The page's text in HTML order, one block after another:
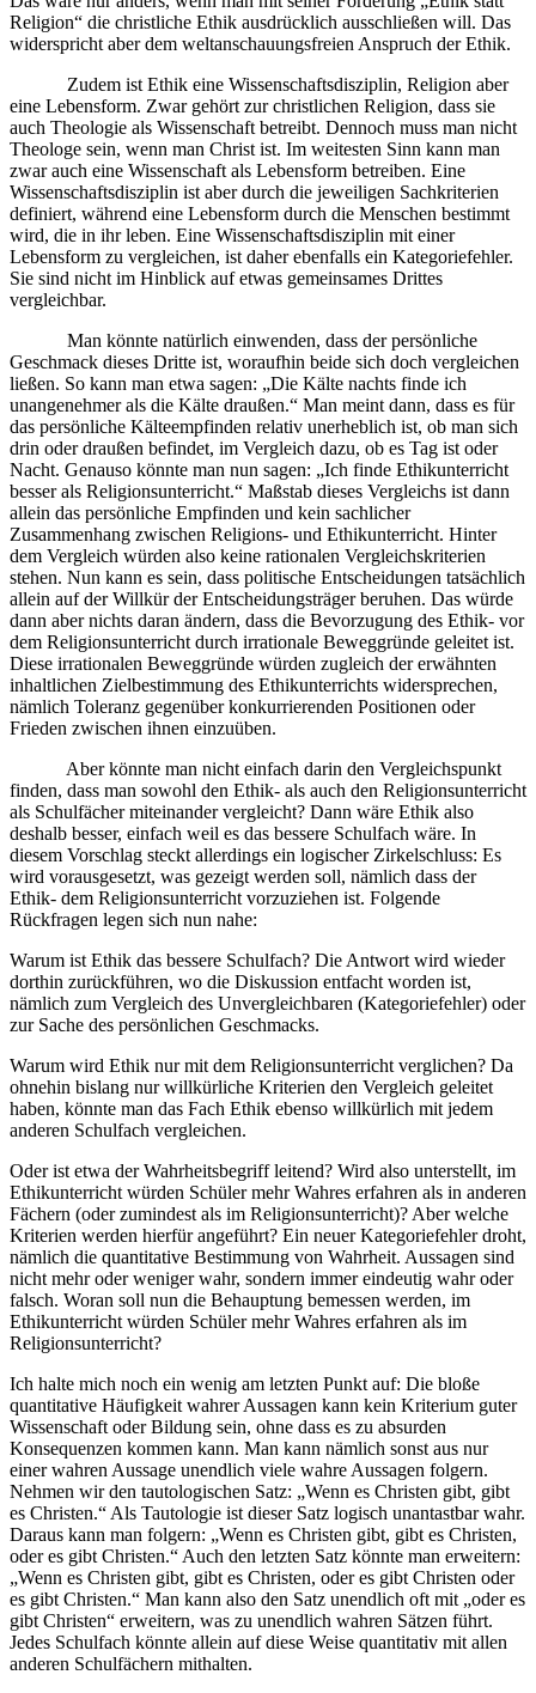
Religion“ die christliche Ethik ausdrücklich ausschließen will. Das
widerspricht aber dem weltanschauungsfreien Anspruch der Ethik.
Zudem ist Ethik eine Wissenschaftsdisziplin, Religion aber
eine Lebensform. Zwar gehört zur christlichen Religion, dass sie
auch Theologie als Wissenschaft betreibt. Dennoch muss man nicht
Theologe sein, wenn man Christ ist. Im weitesten Sinn kann man
zwar auch eine Wissenschaft als Lebensform betreiben. Eine
Wissenschaftsdisziplin ist aber durch die jeweiligen Sachkriterien
definiert, während eine Lebensform durch die Menschen bestimmt
wird, die in ihr leben. Eine Wissenschaftsdisziplin mit einer
Lebensform zu vergleichen, ist daher ebenfalls ein Kategoriefehler.
Sie sind nicht im Hinblick auf etwas gemeinsames Drittes
vergleichbar.
Man könnte natürlich einwenden, dass der persönliche
Geschmack dieses Dritte ist, woraufhin beide sich doch vergleichen
ließen. So kann man etwa sagen: „Die Kälte nachts finde ich
unangenehmer als die Kälte draußen.“ Man meint dann, dass es für
das persönliche Kälteempfinden relativ unerheblich ist, ob man sich
drin oder draußen befindet, im Vergleich dazu, ob es Tag ist oder
Nacht. Genauso könnte man nun sagen: „Ich finde Ethikunterricht
besser als Religionsunterricht.“ Maßstab dieses Vergleichs ist dann
allein das persönliche Empfinden und kein sachlicher
Zusammenhang zwischen Religions- und Ethikunterricht. Hinter
dem Vergleich würden also keine rationalen Vergleichskriterien
stehen. Nun kann es sein, dass politische Entscheidungen tatsächlich
allein auf der Willkür der Entscheidungsträger beruhen. Das würde
dann aber nichts daran ändern, dass die Bevorzugung des Ethik- vor
dem Religionsunterricht durch irrationale Beweggründe geleitet ist.
Diese irrationalen Beweggründe würden zugleich der erwähnten
inhaltlichen Zielbestimmung des Ethikunterrichts widersprechen,
nämlich Toleranz gegenüber konkurrierenden Positionen oder
Frieden zwischen ihnen einzuüben.
Aber könnte man nicht einfach darin den Vergleichspunkt
finden, dass man sowohl den Ethik- als auch den Religionsunterricht
als Schulfächer miteinander vergleicht? Dann wäre Ethik also
deshalb besser, einfach weil es das bessere Schulfach wäre. In
diesem Vorschlag steckt allerdings ein logischer Zirkelschluss: Es
wird vorausgesetzt, was gezeigt werden soll, nämlich dass der
Ethik- dem Religionsunterricht vorzuziehen ist. Folgende
Rückfragen legen sich nun nahe:
Warum ist Ethik das bessere Schulfach? Die Antwort wird wieder
dorthin zurückführen, wo die Diskussion entfacht worden ist,
nämlich zum Vergleich des Unvergleichbaren (Kategoriefehler) oder
zur Sache des persönlichen Geschmacks.
Warum wird Ethik nur mit dem Religionsunterricht verglichen? Da
ohnehin bislang nur willkürliche Kriterien den Vergleich geleitet
haben, könnte man das Fach Ethik ebenso willkürlich mit jedem
anderen Schulfach vergleichen.
Oder ist etwa der Wahrheitsbegriff leitend? Wird also unterstellt, im
Ethikunterricht würden Schüler mehr Wahres erfahren als in anderen
Fächern (oder zumindest als im Religionsunterricht)? Aber welche
Kriterien werden hierfür angeführt? Ein neuer Kategoriefehler droht,
nämlich die quantitative Bestimmung von Wahrheit. Aussagen sind
nicht mehr oder weniger wahr, sondern immer eindeutig wahr oder
falsch. Woran soll nun die Behauptung bemessen werden, im
Ethikunterricht würden Schüler mehr Wahres erfahren als im
Religionsunterricht?
Ich halte mich noch ein wenig am letzten Punkt auf: Die bloße
quantitative Häufigkeit wahrer Aussagen kann kein Kriterium guter
Wissenschaft oder Bildung sein, ohne dass es zu absurden
Konsequenzen kommen kann. Man kann nämlich sonst aus nur
einer wahren Aussage unendlich viele wahre Aussagen folgern.
Nehmen wir den tautologischen Satz: „Wenn es Christen gibt, gibt
es Christen.“ Als Tautologie ist dieser Satz logisch unantastbar wahr.
Daraus kann man folgern: „Wenn es Christen gibt, gibt es Christen,
oder es gibt Christen.“ Auch den letzten Satz könnte man erweitern:
„Wenn es Christen gibt, gibt es Christen, oder es gibt Christen oder
es gibt Christen.“ Man kann also den Satz unendlich oft mit „oder es
gibt Christen“ erweitern, was zu unendlich wahren Sätzen führt.
Jedes Schulfach könnte allein auf diese Weise quantitativ mit allen
anderen Schulfächern mithalten.